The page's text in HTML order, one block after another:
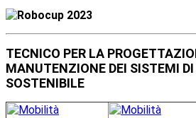
TECNICO PER LA
MANUTENZIONE DEI SISTEMI
SOSTENIBILE